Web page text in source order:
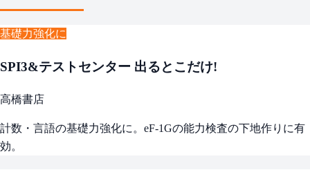
基礎力強化に
SPI3&テストセンター 出るとこだけ!
高橋書店
計数・言語の基礎力強化に。eF-1Gの能力検査の下地作りに有
効。